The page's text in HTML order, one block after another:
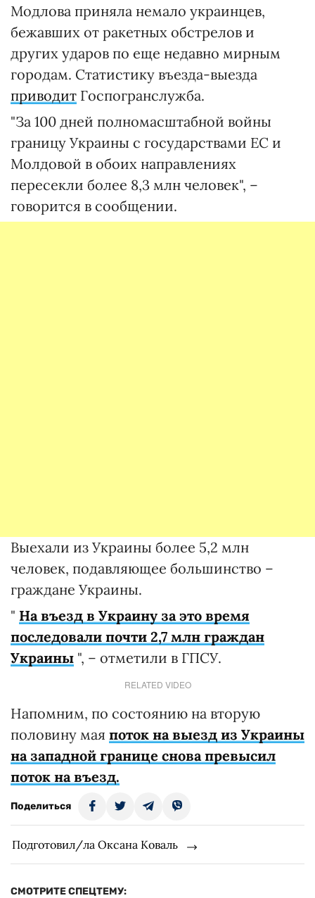
Модлова приняла немало украинцев,
бежавших от ракетных обстрелов и
других ударов по еще недавно мирным
городам. Статистику въезда-выезда
приводит Госпогранслужба.
"За 100 дней полномасштабной войны
границу Украины с государствами ЕС и
Молдовой в обоих направлениях
пересекли более 8,3 млн человек", –
говорится в сообщении.
Выехали из Украины более 5,2 млн
человек, подавляющее большинство –
граждане Украины.
" На въезд в Украину за это время
последовали почти 2,7 млн граждан
Украины ", – отметили в ГПСУ.
RELATED VIDEO
Напомним, по состоянию на вторую
половину мая поток на выезд из Украины
на западной границе снова превысил
поток на въезд.
Поделиться
Подготовил/ла Оксана Коваль
СМОТРИТЕ СПЕЦТЕМУ: